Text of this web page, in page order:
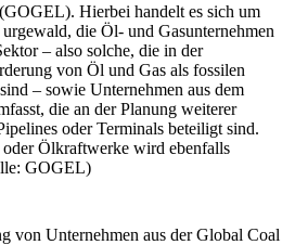
Hierbei handelt es sich um
die Öl- und Gasunternehmen
– also solche, die in der
von Öl und Gas als fossilen
– sowie Unternehmen aus dem
die an der Planung weiterer
oder Terminals beteiligt sind.
Ölkraftwerke wird ebenfalls
GOGEL)
von Unternehmen aus der Global Coal